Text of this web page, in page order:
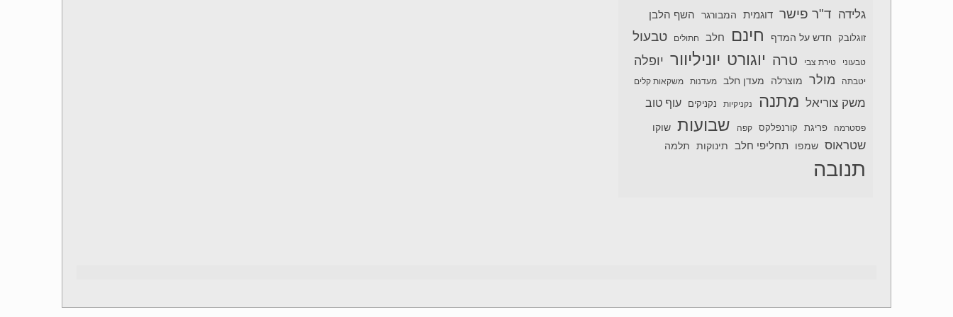
גלידה ד"ר פישר דוגמית המבורגר השף הלבן
זוגלובק חדש על המדף חינם חלב חתולים טבעול
טבעוני טירת צבי טרה יוגורט יוניליוור יופלה
יטבתה מולר מוצרלה מעדן חלב מעדנות משקאות קלים
משק צוריאל מתנה נקניקיות נקניקים עוף טוב
פסטרמה פריגת קורנפלקס קפה שבועות שוקו
שטראוס שמפו תחליפי חלב תינוקות תלמה
תנובה